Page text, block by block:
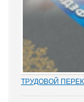
ТРУДОВОЙ